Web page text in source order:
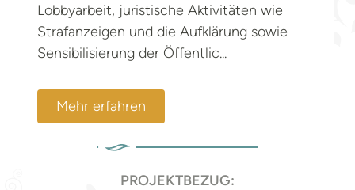
Lobbyarbeit, juristische Aktivitäten wie
Strafanzeigen und die Aufklärung sowie
Sensibilisierung der Öffentlic...
Mehr erfahren
PROJEKTBEZUG: